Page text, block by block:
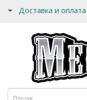
Доставка и оплата